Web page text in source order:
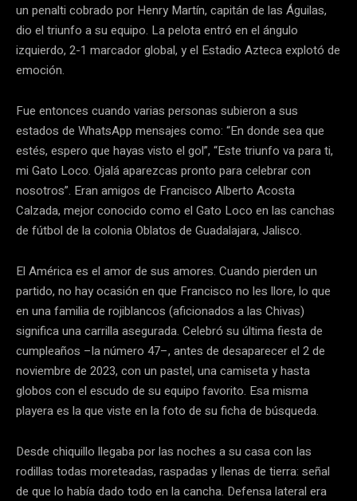
un penalti cobrado por Henry Martín, capitán de las Águilas,
dio el triunfo a su equipo. La pelota entró en el ángulo
izquierdo, 2-1 marcador global, y el Estadio Azteca explotó de
emoción.
Fue entonces cuando varias personas subieron a sus
estados de WhatsApp mensajes como: “En donde sea que
estés, espero que hayas visto el gol”, “Este triunfo va para ti,
mi Gato Loco. Ojalá aparezcas pronto para celebrar con
nosotros”. Eran amigos de Francisco Alberto Acosta
Calzada, mejor conocido como el Gato Loco en las canchas
de fútbol de la colonia Oblatos de Guadalajara, Jalisco.
El América es el amor de sus amores. Cuando pierden un
partido, no hay ocasión en que Francisco no les llore, lo que
en una familia de rojiblancos (aficionados a las Chivas)
significa una carrilla asegurada. Celebró su última fiesta de
cumpleaños –la número 47–, antes de desaparecer el 2 de
noviembre de 2023, con un pastel, una camiseta y hasta
globos con el escudo de su equipo favorito. Esa misma
playera es la que viste en la foto de su ficha de búsqueda.
Desde chiquillo llegaba por las noches a su casa con las
rodillas todas moreteadas, raspadas y llenas de tierra: señal
de que lo había dado todo en la cancha. Defensa lateral era